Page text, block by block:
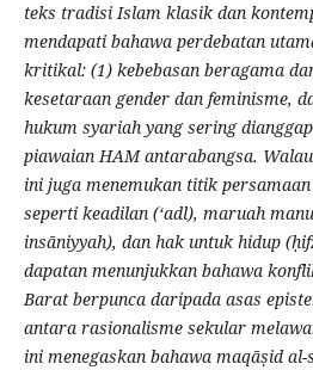
teks tradisi Islam klasik dan
mendapati bahawa perdebatan
kritikal: (1) kebebasan beragama
kesetaraan gender dan feminisme,
hukum syariah yang sering
piawaian HAM antarabangsa.
ini juga menemukan titik
seperti keadilan (‘adl), maruah
insāniyyah), dan hak untuk hidup
dapatan menunjukkan bahawa
Barat berpunca daripada asas
antara rasionalisme sekular
ini menegaskan bahawa maqāṣid al-